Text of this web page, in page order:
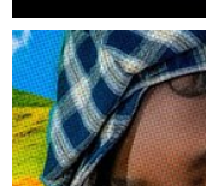
flow irresistible, la